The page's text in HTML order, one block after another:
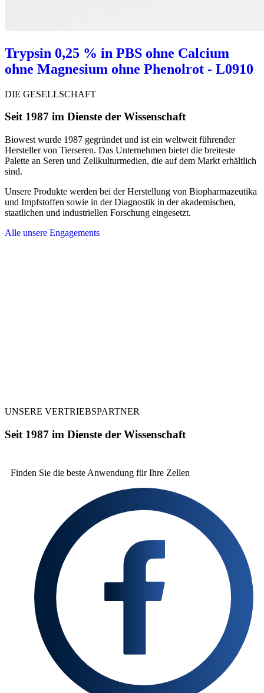
Trypsin 0,25 % in PBS ohne Calcium
ohne Magnesium ohne Phenolrot - L0910
DIE GESELLSCHAFT
Seit 1987 im Dienste der Wissenschaft
Biowest wurde 1987 gegründet und ist ein weltweit führender
Hersteller von Tierseren. Das Unternehmen bietet die breiteste
Palette an Seren und Zellkulturmedien, die auf dem Markt erhältlich
sind.
Unsere Produkte werden bei der Herstellung von Biopharmazeutika
und Impfstoffen sowie in der Diagnostik in der akademischen,
staatlichen und industriellen Forschung eingesetzt.
Alle unsere Engagements
UNSERE VERTRIEBSPARTNER
Seit 1987 im Dienste der Wissenschaft
Finden Sie die beste Anwendung für Ihre Zellen